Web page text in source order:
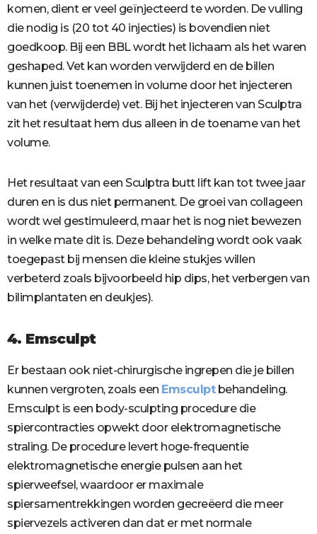
komen, dient er veel geïnjecteerd te worden. De vulling
die nodig is (20 tot 40 injecties) is bovendien niet
goedkoop. Bij een BBL wordt het lichaam als het waren
geshaped. Vet kan worden verwijderd en de billen
kunnen juist toenemen in volume door het injecteren
van het (verwijderde) vet. Bij het injecteren van Sculptra
zit het resultaat hem dus alleen in de toename van het
volume.
Het resultaat van een Sculptra butt lift kan tot twee jaar
duren en is dus niet permanent. De groei van collageen
wordt wel gestimuleerd, maar het is nog niet bewezen
in welke mate dit is. Deze behandeling wordt ook vaak
toegepast bij mensen die kleine stukjes willen
verbeterd zoals bijvoorbeeld hip dips, het verbergen van
bilimplantaten en deukjes).
4. Emsculpt
Er bestaan ook niet-chirurgische ingrepen die je billen
kunnen vergroten, zoals een Emsculptbehandeling.
Emsculpt is een body-sculpting procedure die
spiercontracties opwekt door elektromagnetische
straling. De procedure levert hoge-frequentie
elektromagnetische energie pulsen aan het
spierweefsel, waardoor er maximale
spiersamentrekkingen worden gecreëerd die meer
spiervezels activeren dan dat er met normale